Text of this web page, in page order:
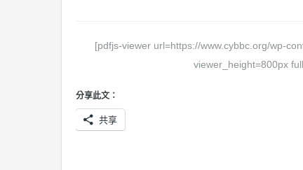
[pdfjs-viewer url=https://www.cybbc.org/wp-
viewer_height=800px
分享此文：
共享